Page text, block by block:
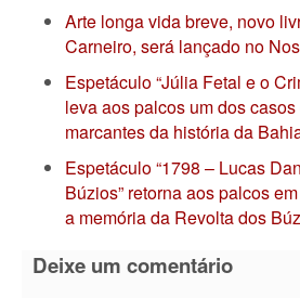
Arte longa vida breve, novo
Carneiro, será lançado no
Espetáculo “Júlia Fetal e o
leva aos palcos um dos
marcantes da história da
Espetáculo “1798 – Lucas
Búzios” retorna aos palcos
a memória da Revolta dos
Deixe um comentário